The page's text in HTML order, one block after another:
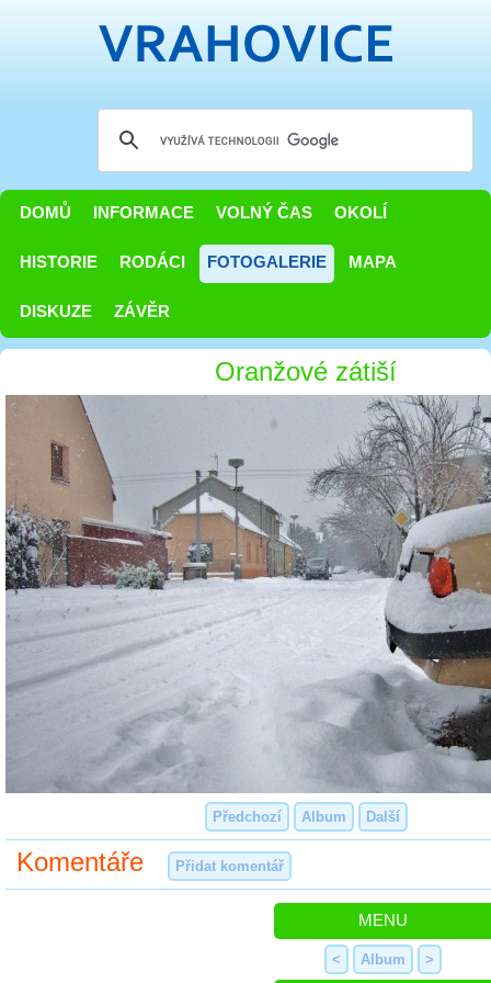
DOMŮ INFORMACE VOLNÝ ČAS OKOLÍ
HISTORIE RODÁCI FOTOGALERIE MAPA
DISKUZE ZÁVĚR
Oranžové zátiší
Předchozí Album Další
Komentáře Přidat komentář
MENU
< Album >